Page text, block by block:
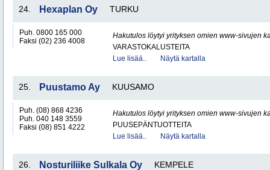
24. Hexaplan Oy TURKU
Puh. 0800 165 000
Faksi (02) 236 4008
Hakutulos löytyi yrityksen omien www-sivujen
VARASTOKALUSTEITA
Lue lisää..
Näytä kartalla
25. Puustamo Ay KUUSAMO
Puh. (08) 868 4236
Puh. 040 148 3559
Faksi (08) 851 4222
Hakutulos löytyi yrityksen omien www-sivujen
PUUSEPÄNTUOTTEITA
Lue lisää..
Näytä kartalla
26. Nosturiliike Sulkala Oy KEMPELE